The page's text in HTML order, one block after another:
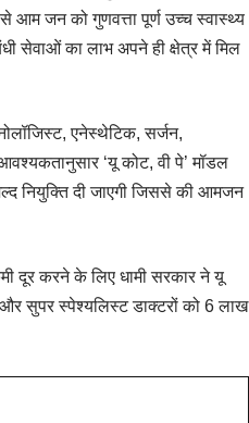
आम जन को गुणवत्ता पूर्ण उच्च स्वास्थ्य
सेवाओं का लाभ अपने ही क्षेत्र में मिल
एनेस्थेटिक, सर्जन,
‘यू कोट, वी पे’ मॉडल
नियुक्ति दी जाएगी जिससे की आमजन
दूर करने के लिए धामी सरकार ने यू
सुपर स्पेश्यलिस्ट डाक्टरों को 6 लाख